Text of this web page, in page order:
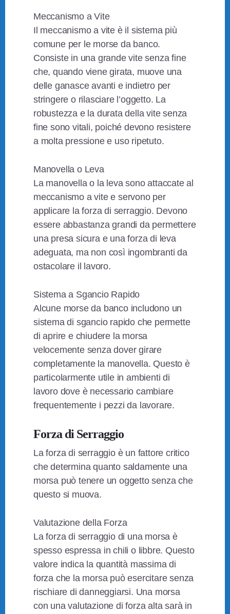
Meccanismo a Vite
Il meccanismo a vite è il sistema più
comune per le morse da banco.
Consiste in una grande vite senza fine
che, quando viene girata, muove una
delle ganasce avanti e indietro per
stringere o rilasciare l’oggetto. La
robustezza e la durata della vite senza
fine sono vitali, poiché devono resistere
a molta pressione e uso ripetuto.
Manovella o Leva
La manovella o la leva sono attaccate al
meccanismo a vite e servono per
applicare la forza di serraggio. Devono
essere abbastanza grandi da permettere
una presa sicura e una forza di leva
adeguata, ma non così ingombranti da
ostacolare il lavoro.
Sistema a Sgancio Rapido
Alcune morse da banco includono un
sistema di sgancio rapido che permette
di aprire e chiudere la morsa
velocemente senza dover girare
completamente la manovella. Questo è
particolarmente utile in ambienti di
lavoro dove è necessario cambiare
frequentemente i pezzi da lavorare.
Forza di Serraggio
La forza di serraggio è un fattore critico
che determina quanto saldamente una
morsa può tenere un oggetto senza che
questo si muova.
Valutazione della Forza
La forza di serraggio di una morsa è
spesso espressa in chili o libbre. Questo
valore indica la quantità massima di
forza che la morsa può esercitare senza
rischiare di danneggiarsi. Una morsa
con una valutazione di forza alta sarà in